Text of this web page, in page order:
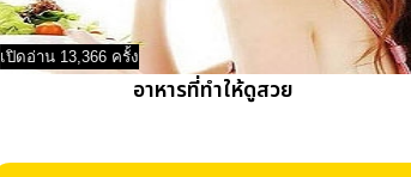
เปิดอ่าน 13,366 ครั้ง
อาหารที่ทำให้ดูสวย